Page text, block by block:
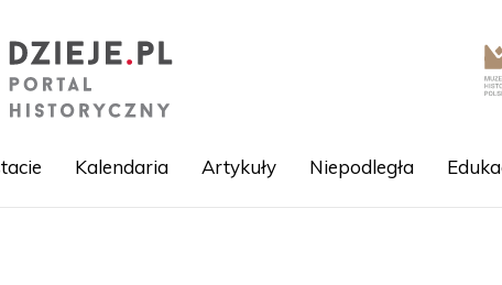
Kalendaria Artykuły Niepodległa